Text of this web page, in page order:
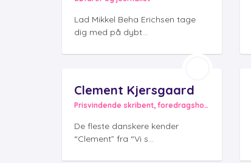
Lad Mikkel Beha Erichsen tage
dig med på dybt...
Clement Kjersgaard
Prisvindende skribent, foredragsholder og vært
De fleste danskere kender
“Clement” fra “Vi s...